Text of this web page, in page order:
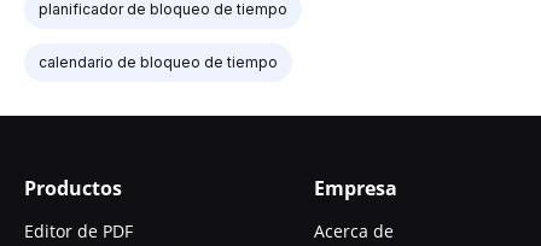
planificador de bloqueo de tiempo
calendario de bloqueo de tiempo
Productos
Editor de PDF
Empresa
Acerca de